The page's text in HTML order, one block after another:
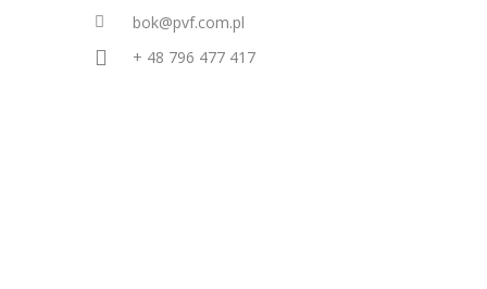
bok@pvf.com.pl
+ 48 796 477 417